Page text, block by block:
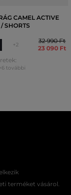
CAMEL ACTIVE
SHORTS
+2
32 990 Ft
23 090 Ft
további
terméket vásárol.